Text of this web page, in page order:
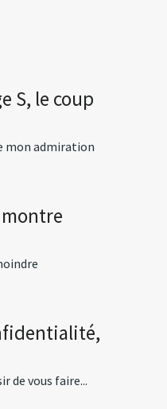
S, le coup
mon admiration
de vous faire...